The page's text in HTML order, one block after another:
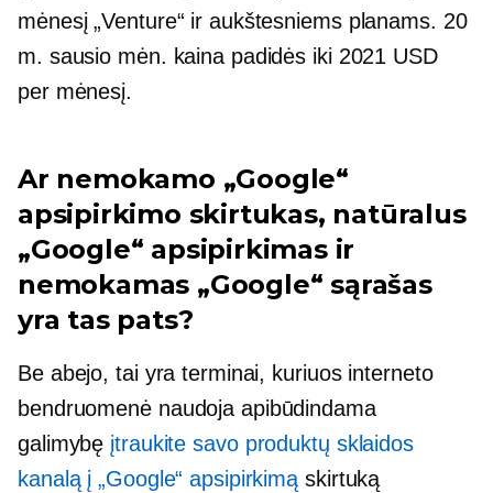
mėnesį „Venture“ ir aukštesniems planams. 20
m. sausio mėn. kaina padidės iki 2021 USD
per mėnesį.
Ar nemokamo „Google“
apsipirkimo skirtukas, natūralus
„Google“ apsipirkimas ir
nemokamas „Google“ sąrašas
yra tas pats?
Be abejo, tai yra terminai, kuriuos interneto
bendruomenė naudoja apibūdindama
galimybę įtraukite savo produktų sklaidos
kanalą į „Google“ apsipirkimą skirtuką